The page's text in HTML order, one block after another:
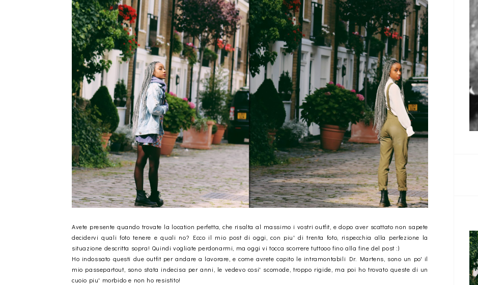
Avete presente quando trovate la location perfetta, che risalta al massimo i vostri outfit, e dopo aver scattato non sapete
decidervi quali foto tenere e quali no? Ecco il mio post di oggi, con piu' di trenta foto, rispecchia alla perfezione la
situazione descritta sopra! Quindi vogliate perdonarmi, ma oggi vi tocca scorrere tuttooo fino alla fine del post :)
Ho indossato questi due outfit per andare a lavorare, e come avrete capito le intramontabili Dr. Martens, sono un po' il
mio passepartout, sono stata indecisa per anni, le vedevo cosi' scomode, troppo rigide, ma poi ho trovato queste di un
cuoio piu' morbido e non ho resistito!